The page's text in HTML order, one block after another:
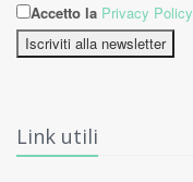
Accetto la Privacy Policy
Iscriviti alla newsletter
Link utili